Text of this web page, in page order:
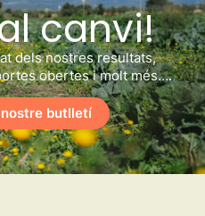
canvi!
dels nostres resultats,
obertes i molt més….
butlletí